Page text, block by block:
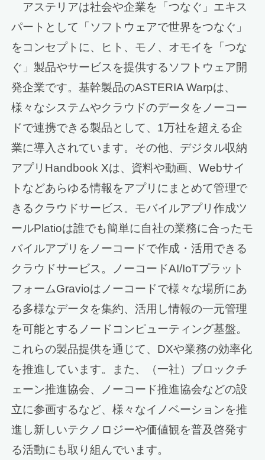
アステリアは社会や企業を「つなぐ」エキス
パートとして「ソフトウェアで世界をつなぐ」
をコンセプトに、ヒト、モノ、オモイを「つな
ぐ」製品やサービスを提供するソフトウェア開
発企業です。基幹製品のASTERIA Warpは、
様々なシステムやクラウドのデータをノーコー
ドで連携できる製品として、1万社を超える企
業に導入されています。その他、デジタル収納
アプリHandbook Xは、資料や動画、Webサイ
トなどあらゆる情報をアプリにまとめて管理で
きるクラウドサービス。モバイルアプリ作成ツ
ールPlatioは誰でも簡単に自社の業務に合ったモ
バイルアプリをノーコードで作成・活用できる
クラウドサービス。ノーコードAI/IoTプラット
フォームGravioはノーコードで様々な場所にあ
る多様なデータを集約、活用し情報の一元管理
を可能とするノードコンピューティング基盤。
これらの製品提供を通じて、DXや業務の効率化
を推進しています。また、（一社）ブロックチ
ェーン推進協会、ノーコード推進協会などの設
立に参画するなど、様々なイノベーションを推
進し新しいテクノロジーや価値観を普及啓発す
る活動にも取り組んでいます。